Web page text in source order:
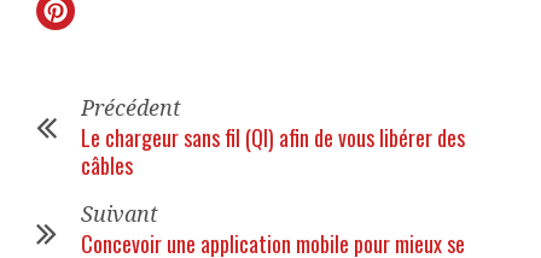
Précédent
Le chargeur sans fil (QI) afin de vous libérer des
câbles
Suivant
Concevoir une application mobile pour mieux se